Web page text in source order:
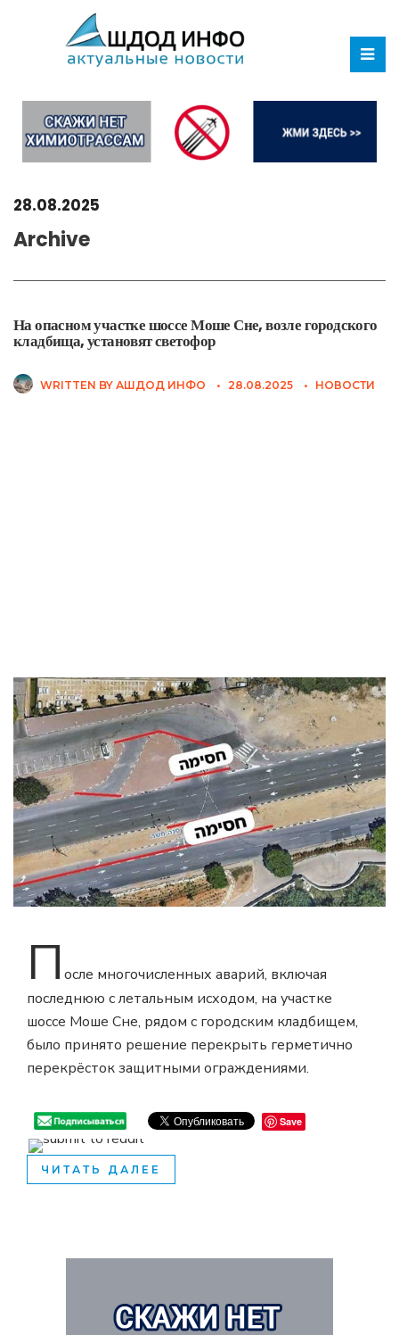
28.08.2025
Archive
На опасном участке шоссе Моше Сне, возле городского
кладбища, установят светофор
WRITTEN BY АШДОД ИНФО • 28.08.2025 • НОВОСТИ
П осле многочисленных аварий, включая
последнюю с летальным исходом, на участке
шоссе Моше Сне, рядом с городским кладбищем,
было принято решение перекрыть герметично
перекрёсток защитными ограждениями.
Save
ЧИТАТЬ ДАЛЕЕ